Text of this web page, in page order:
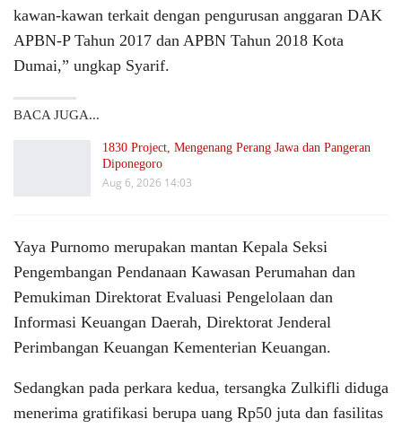
kawan-kawan terkait dengan pengurusan anggaran DAK
APBN-P Tahun 2017 dan APBN Tahun 2018 Kota
Dumai,” ungkap Syarif.
BACA JUGA...
1830 Project, Mengenang Perang Jawa dan Pangeran
Diponegoro
Aug 6, 2026 14:03
Yaya Purnomo merupakan mantan Kepala Seksi
Pengembangan Pendanaan Kawasan Perumahan dan
Pemukiman Direktorat Evaluasi Pengelolaan dan
Informasi Keuangan Daerah, Direktorat Jenderal
Perimbangan Keuangan Kementerian Keuangan.
Sedangkan pada perkara kedua, tersangka Zulkifli diduga
menerima gratifikasi berupa uang Rp50 juta dan fasilitas